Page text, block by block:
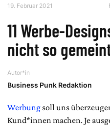
19. Februar 2021
11 Werbe-
nicht so
Autor*in
Business Punk Redaktion
Werbung soll uns
Kund*innen machen. Je